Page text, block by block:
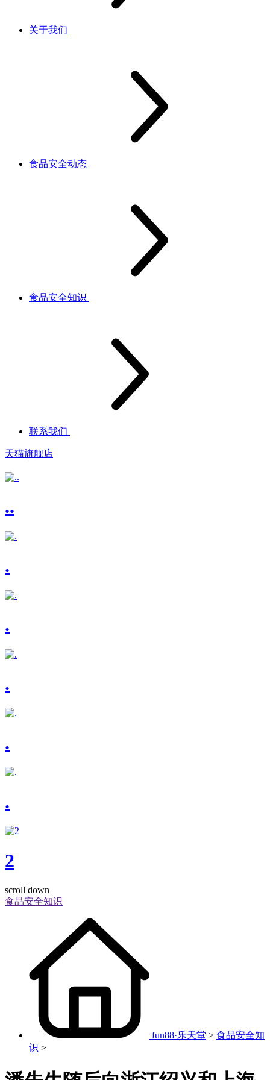
关于我们
食品安全动态
食品安全知识
联系我们
天猫旗舰店
..
.
.
.
.
.
2
scroll down
食品安全知识
fun88·乐天堂 > 食品安全知
识 >